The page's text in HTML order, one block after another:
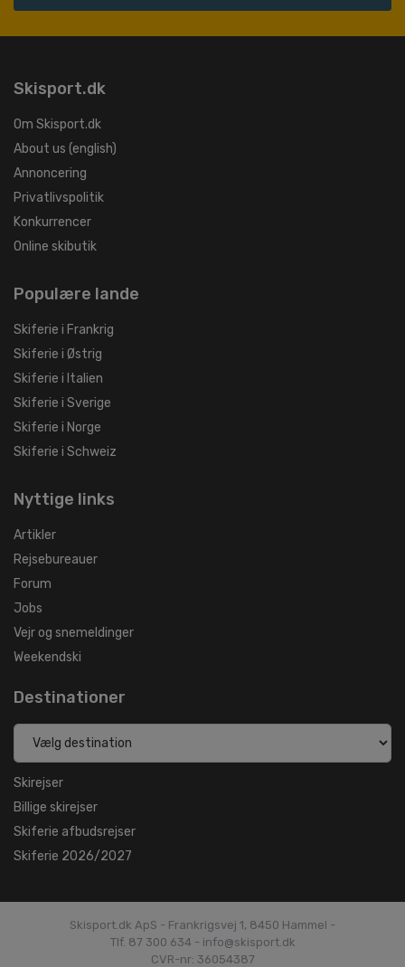
Skisport.dk
Om Skisport.dk
About us (english)
Annoncering
Privatlivspolitik
Konkurrencer
Online skibutik
Populære lande
Skiferie i Frankrig
Skiferie i Østrig
Skiferie i Italien
Skiferie i Sverige
Skiferie i Norge
Skiferie i Schweiz
Nyttige links
Artikler
Rejsebureauer
Forum
Jobs
Vejr og snemeldinger
Weekendski
Destinationer
Skirejser
Billige skirejser
Skiferie afbudsrejser
Skiferie 2026/2027
Skisport.dk ApS - Frankrigsvej 1, 8450 Hammel -
Tlf. 87 300 634 - info@skisport.dk
CVR-nr: 36054387